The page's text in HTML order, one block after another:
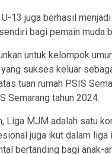
13 juga berhasil
bagi pemain muda
untuk kelompok
sukses keluar
tuan rumah PSIS
Semarang tahun 2024.
Liga MJM adalah satu
juga ikut dalam
bertanding bagi anak-